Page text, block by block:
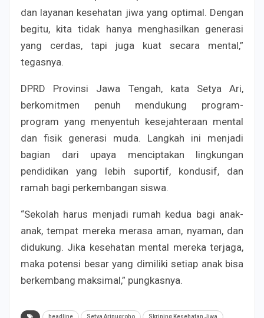
dan layanan kesehatan jiwa yang optimal. Dengan
begitu, kita tidak hanya menghasilkan generasi
yang cerdas, tapi juga kuat secara mental,”
tegasnya.
DPRD Provinsi Jawa Tengah, kata Setya Ari,
berkomitmen penuh mendukung program-
program yang menyentuh kesejahteraan mental
dan fisik generasi muda. Langkah ini menjadi
bagian dari upaya menciptakan lingkungan
pendidikan yang lebih suportif, kondusif, dan
ramah bagi perkembangan siswa.
“Sekolah harus menjadi rumah kedua bagi anak-
anak, tempat mereka merasa aman, nyaman, dan
didukung. Jika kesehatan mental mereka terjaga,
maka potensi besar yang dimiliki setiap anak bisa
berkembang maksimal,” pungkasnya.
headline Setya Arinugroho Skrining Kesehatan Jiwa